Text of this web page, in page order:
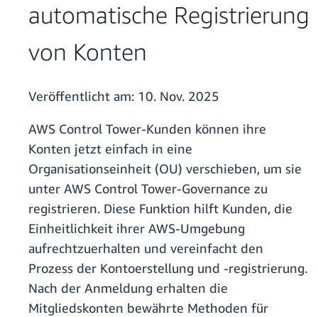
automatische Registrierung
von Konten
Veröffentlicht am: 10. Nov. 2025
AWS Control Tower-Kunden können ihre
Konten jetzt einfach in eine
Organisationseinheit (OU) verschieben, um sie
unter AWS Control Tower-Governance zu
registrieren. Diese Funktion hilft Kunden, die
Einheitlichkeit ihrer AWS-Umgebung
aufrechtzuerhalten und vereinfacht den
Prozess der Kontoerstellung und -registrierung.
Nach der Anmeldung erhalten die
Mitgliedskonten bewährte Methoden für